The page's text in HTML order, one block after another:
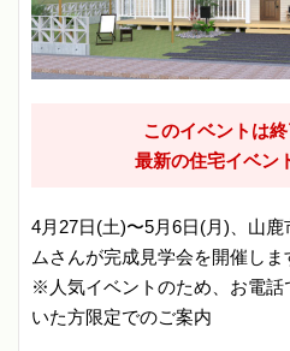
このイベントは終
最新の住宅イベン
4月27日(土)〜5月6日(月)、山
ムさんが完成見学会を開催しま
※人気イベントのため、お電話
いた方限定でのご案内